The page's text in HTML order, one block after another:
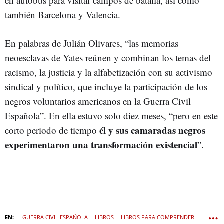
también Barcelona y Valencia.
En palabras de Julián Olivares, “las memorias
neoesclavas de Yates reúnen y combinan los temas del
racismo, la justicia y la alfabetización con su activismo
sindical y político, que incluye la participación de los
negros voluntarios americanos en la Guerra Civil
Española”. En ella estuvo solo diez meses, “pero en este
corto periodo de tiempo él y sus camaradas negros
experimentaron una transformación existencial”.
GUERRA CIVIL ESPAÑOLA LIBROS LIBROS PARA COMPRENDER